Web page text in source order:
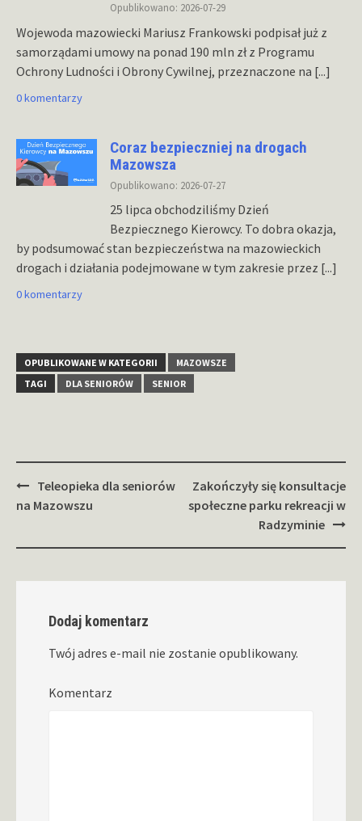
Opublikowano: 2026-07-29
Wojewoda mazowiecki Mariusz Frankowski podpisał już z
samorządami umowy na ponad 190 mln zł z Programu
Ochrony Ludności i Obrony Cywilnej, przeznaczone na [...]
0 komentarzy
Coraz bezpieczniej na drogach
Mazowsza
Opublikowano: 2026-07-27
25 lipca obchodziliśmy Dzień
Bezpiecznego Kierowcy. To dobra okazja,
by podsumować stan bezpieczeństwa na mazowieckich
drogach i działania podejmowane w tym zakresie przez [...]
0 komentarzy
OPUBLIKOWANE W KATEGORII
MAZOWSZE
TAGI
DLA SENIORÓW SENIOR
Zobacz
wpisy
Teleopieka dla seniorów
na Mazowszu
Zakończyły się konsultacje
społeczne parku rekreacji w
Radzyminie
Dodaj komentarz
Twój adres e-mail nie zostanie opublikowany.
Komentarz